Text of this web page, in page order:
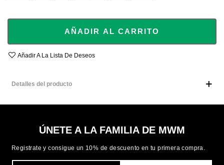
AÑADIR AL CARRITO
Añadir A La Lista De Deseos
Detalles del producto
ÚNETE A LA FAMILIA DE MWM
Registrate y consigue un 10% de descuento en tu primera compra.